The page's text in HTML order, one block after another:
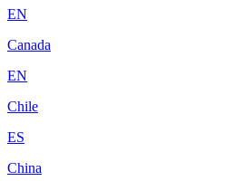
EN
Canada
EN
Chile
ES
China